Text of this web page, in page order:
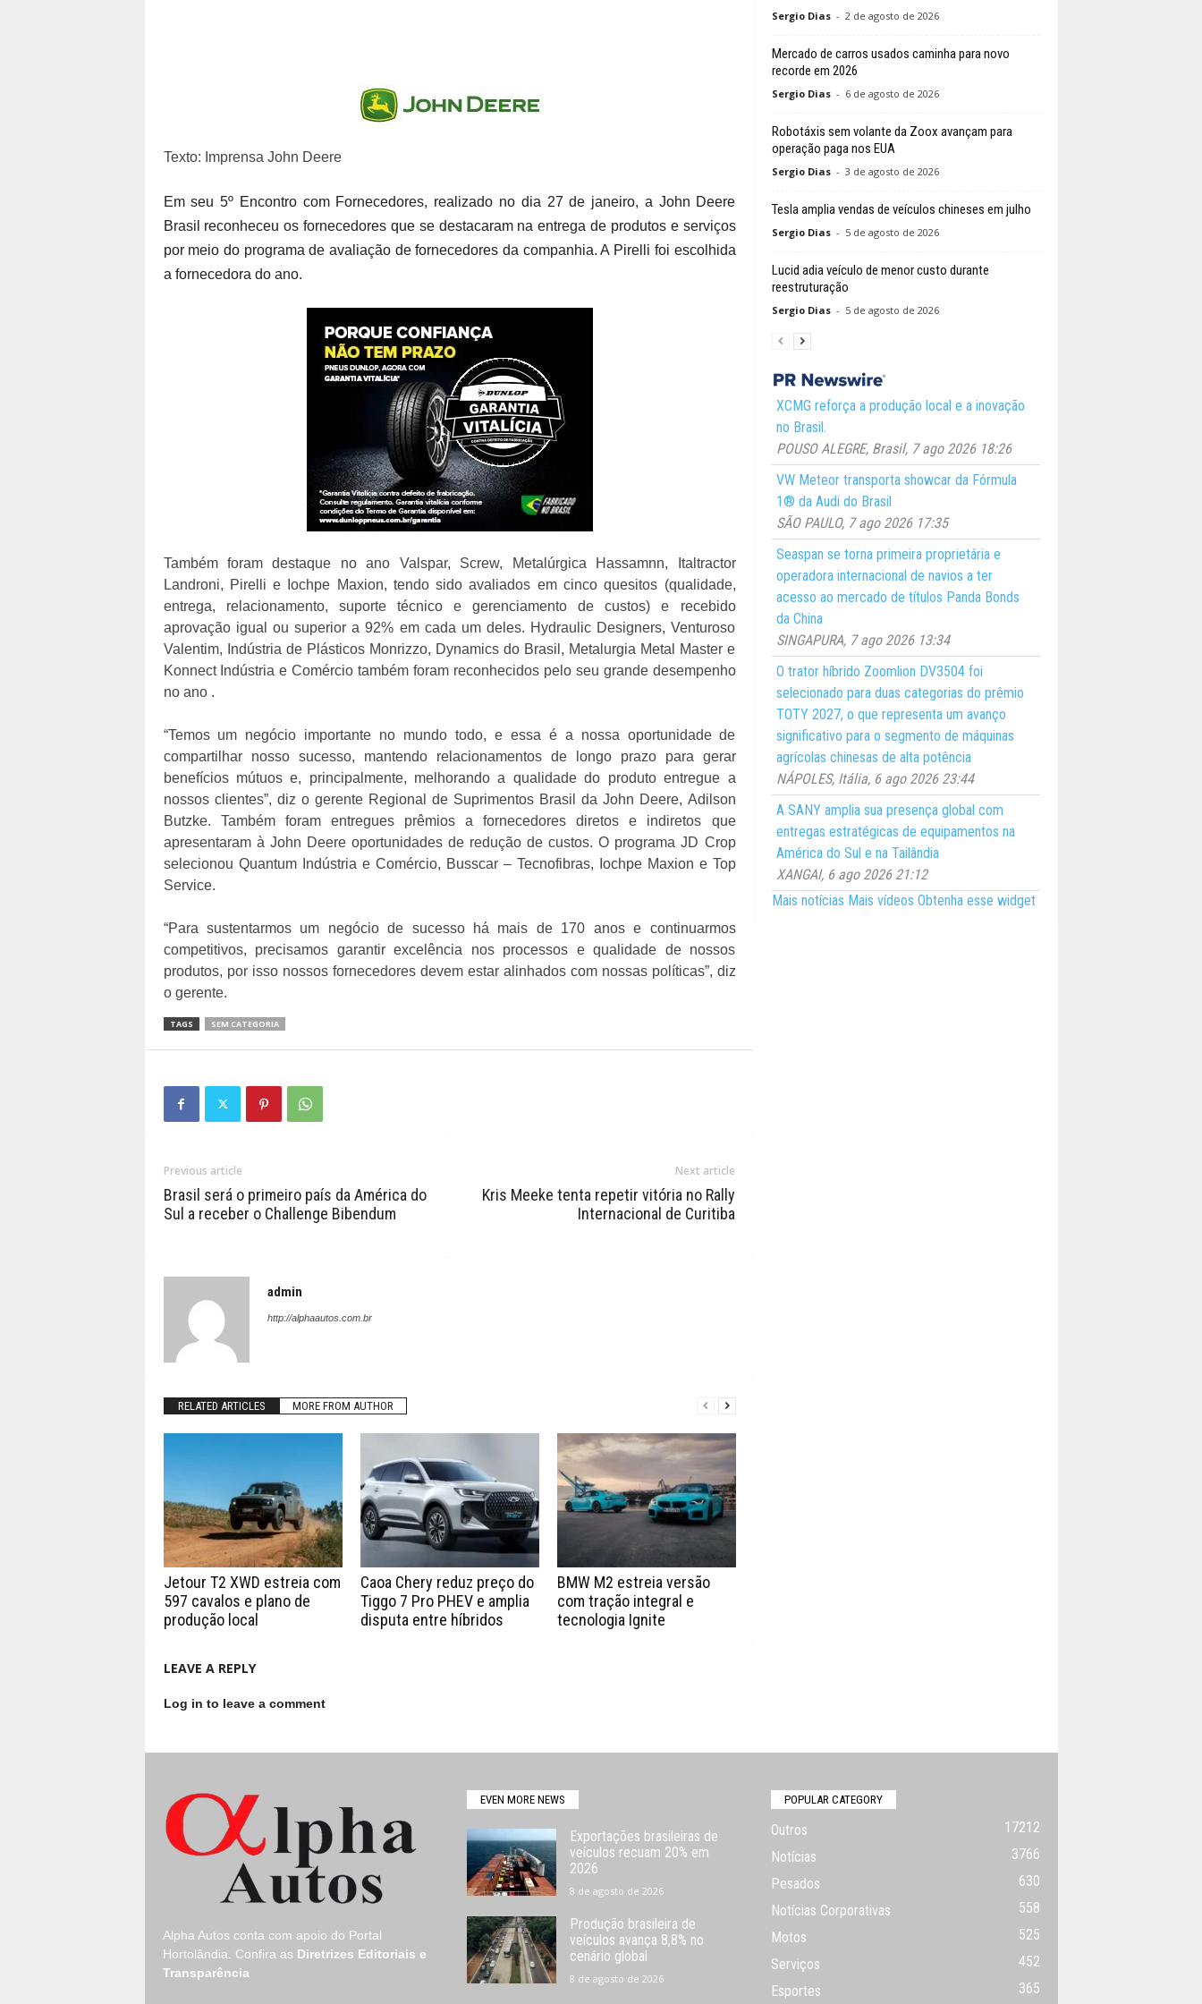
Texto: Imprensa John Deere
Em seu 5º Encontro com Fornecedores, realizado no dia 27 de janeiro, a John Deere
Brasil reconheceu os fornecedores que se destacaram na entrega de produtos e serviços
por meio do programa de avaliação de fornecedores da companhia. A Pirelli foi escolhida
a fornecedora do ano.
Também foram destaque no ano Valspar, Screw, Metalúrgica Hassamnn, Italtractor
Landroni, Pirelli e Iochpe Maxion, tendo sido avaliados em cinco quesitos (qualidade,
entrega, relacionamento, suporte técnico e gerenciamento de custos) e recebido
aprovação igual ou superior a 92% em cada um deles. Hydraulic Designers, Venturoso
Valentim, Indústria de Plásticos Monrizzo, Dynamics do Brasil, Metalurgia Metal Master e
Konnect Indústria e Comércio também foram reconhecidos pelo seu grande desempenho
no ano .
“Temos um negócio importante no mundo todo, e essa é a nossa oportunidade de
compartilhar nosso sucesso, mantendo relacionamentos de longo prazo para gerar
benefícios mútuos e, principalmente, melhorando a qualidade do produto entregue a
nossos clientes”, diz o gerente Regional de Suprimentos Brasil da John Deere, Adilson
Butzke. Também foram entregues prêmios a fornecedores diretos e indiretos que
apresentaram à John Deere oportunidades de redução de custos. O programa JD Crop
selecionou Quantum Indústria e Comércio, Busscar – Tecnofibras, Iochpe Maxion e Top
Service.
“Para sustentarmos um negócio de sucesso há mais de 170 anos e continuarmos
competitivos, precisamos garantir excelência nos processos e qualidade de nossos
produtos, por isso nossos fornecedores devem estar alinhados com nossas políticas”, diz
o gerente.
TAGS SEM CATEGORIA
Previous article
Brasil será o primeiro país da América do
Sul a receber o Challenge Bibendum
Next article
Kris Meeke tenta repetir vitória no Rally
Internacional de Curitiba
admin
http://alphaautos.com.br
RELATED ARTICLES MORE FROM AUTHOR
Jetour T2 XWD estreia com
597 cavalos e plano de
produção local
Caoa Chery reduz preço do
Tiggo 7 Pro PHEV e amplia
disputa entre híbridos
BMW M2 estreia versão
com tração integral e
tecnologia Ignite
LEAVE A REPLY
Log in to leave a comment
Sergio Dias - 2 de agosto de 2026
Mercado de carros usados caminha para novo
recorde em 2026
Sergio Dias - 6 de agosto de 2026
Robotáxis sem volante da Zoox avançam para
operação paga nos EUA
Sergio Dias - 3 de agosto de 2026
Tesla amplia vendas de veículos chineses em julho
Sergio Dias - 5 de agosto de 2026
Lucid adia veículo de menor custo durante
reestruturação
Sergio Dias - 5 de agosto de 2026
XCMG reforça a produção local e a inovação
no Brasil.
POUSO ALEGRE, Brasil, 7 ago 2026 18:26
VW Meteor transporta showcar da Fórmula
1® da Audi do Brasil
SÃO PAULO, 7 ago 2026 17:35
Seaspan se torna primeira proprietária e
operadora internacional de navios a ter
acesso ao mercado de títulos Panda Bonds
da China
SINGAPURA, 7 ago 2026 13:34
O trator híbrido Zoomlion DV3504 foi
selecionado para duas categorias do prêmio
TOTY 2027, o que representa um avanço
significativo para o segmento de máquinas
agrícolas chinesas de alta potência
NÁPOLES, Itália, 6 ago 2026 23:44
A SANY amplia sua presença global com
entregas estratégicas de equipamentos na
América do Sul e na Tailândia
XANGAI, 6 ago 2026 21:12
Mais notícias Mais vídeos Obtenha esse widget
Alpha Autos conta com apoio do Portal
Hortolândia.
Confira as Diretrizes Editoriais e
Transparência
EVEN MORE NEWS
Exportações brasileiras de
veículos recuam 20% em
2026
8 de agosto de 2026
Produção brasileira de
veículos avança 8,8% no
cenário global
8 de agosto de 2026
POPULAR CATEGORY
Outros
17212
Notícias
3766
Pesados
630
Notícias Corporativas
558
Motos
525
Serviços
452
Esportes
365